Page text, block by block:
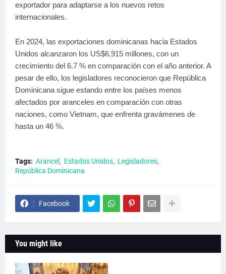
exportador para adaptarse a los nuevos retos
internacionales.
En 2024, las exportaciones dominicanas hacia Estados
Unidos alcanzaron los US$6,915 millones, con un
crecimiento del 6.7 % en comparación con el año anterior. A
pesar de ello, los legisladores reconocieron que República
Dominicana sigue estando entre los países menos
afectados por aranceles en comparación con otras
naciones, como Vietnam, que enfrenta gravámenes de
hasta un 46 %.
Tags: Arancel Estados Unidos
Legisladores
República Dominicana
Facebook
You might like